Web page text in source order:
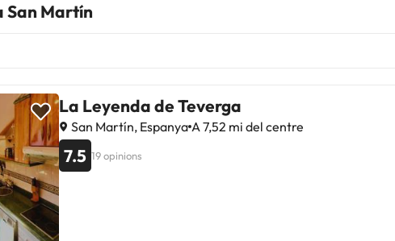
San Martín
La Leyenda de Teverga
San Martín, Espanya A 7,52 mi del centre
7.5 19 opinions